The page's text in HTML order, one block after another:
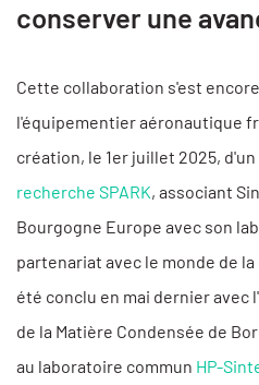
conserver une
Cette collaboration s'est
l'équipementier aéronautique
création, le 1er juillet 2025, d'un
recherche SPARK, associant
Bourgogne Europe avec son
partenariat avec le monde de
été conclu en mai dernier avec
de la Matière Condensée de
au laboratoire commun HP-